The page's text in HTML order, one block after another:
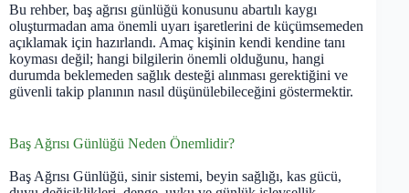
Bu rehber, baş ağrısı günlüğü konusunu abartılı kaygı
oluşturmadan ama önemli uyarı işaretlerini de küçümsemeden
açıklamak için hazırlandı. Amaç kişinin kendi kendine tanı
koyması değil; hangi bilgilerin önemli olduğunu, hangi
durumda beklemeden sağlık desteği alınması gerektiğini ve
güvenli takip planının nasıl düşünülebileceğini göstermektir.
Baş Ağrısı Günlüğü Neden Önemlidir?
Baş Ağrısı Günlüğü, sinir sistemi, beyin sağlığı, kas gücü,